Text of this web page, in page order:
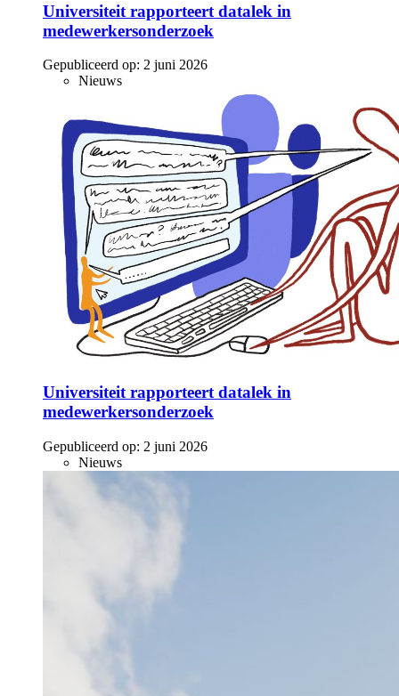
Universiteit rapporteert datalek in
medewerkersonderzoek
Gepubliceerd op: 2 juni 2026
Nieuws
Universiteit rapporteert datalek in
medewerkersonderzoek
Gepubliceerd op: 2 juni 2026
Nieuws